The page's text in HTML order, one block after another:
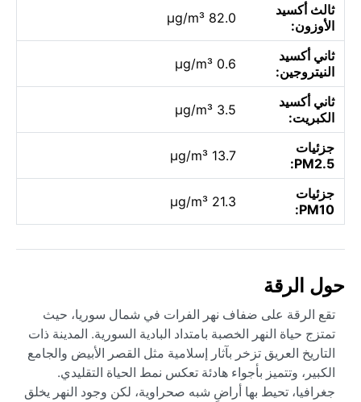
ثالث أكسيد
الأوزون:
82.0 µg/m³
ثاني أكسيد
النيتروجين:
0.6 µg/m³
ثاني أكسيد
الكبريت:
3.5 µg/m³
جزئيات
PM2.5:
13.7 µg/m³
جزئيات
PM10:
21.3 µg/m³
حول الرقة
تقع الرقة على ضفاف نهر الفرات في شمال سوريا، حيث
تمتزج حياة النهر الخصبة بامتداد البادية السورية. المدينة ذات
التاريخ العريق تزخر بآثار إسلامية مثل القصر الأبيض والجامع
الكبير، وتتميز بأجواء هادئة تعكس نمط الحياة التقليدي.
جغرافيا، تحيط بها أراضٍ شبه صحراوية، لكن وجود النهر يخلق